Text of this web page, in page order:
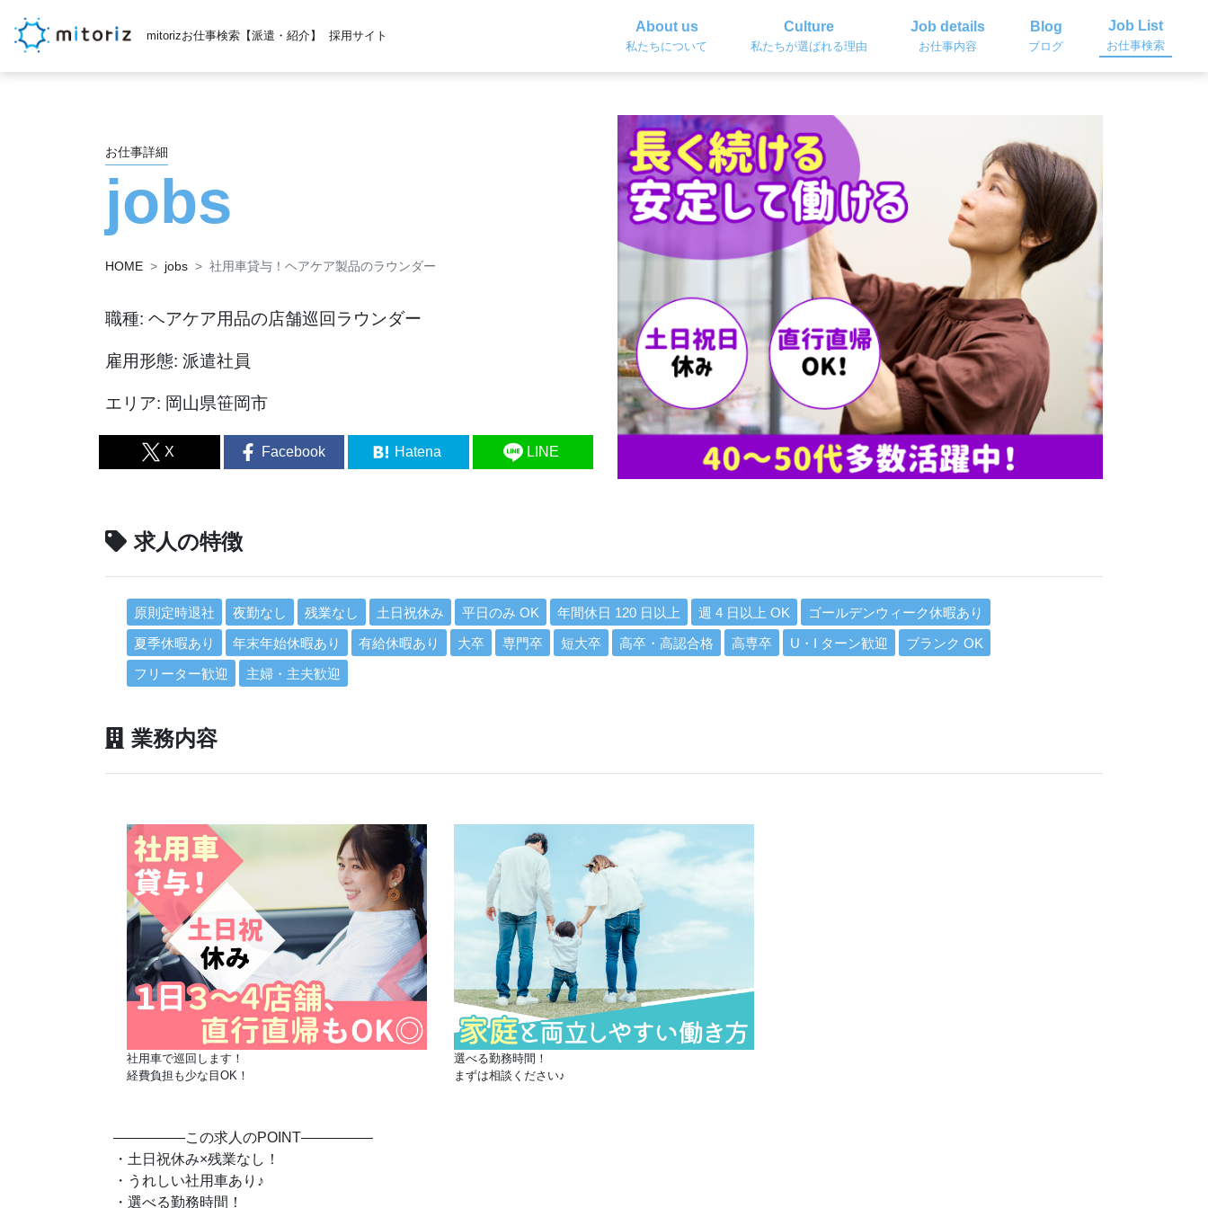
mitorizお仕事検索【派遣・紹介】 採用サイト
About us
私たちについて
Culture
私たちが選ばれる理由
Job details
お仕事内容
Blog
ブログ
Job List
お仕事検索
お仕事詳細
jobs
HOME jobs 社用車貸与！ヘアケア製品のラウンダー
職種: ヘアケア用品の店舗巡回ラウンダー
雇用形態: 派遣社員
エリア: 岡山県笹岡市
X Facebook Hatena LINE
求人の特徴
原則定時退社 夜勤なし 残業なし 土日祝休み 平日のみ OK 年間休日 120 日以上 週 4 日以上 OK
ゴールデンウィーク休暇あり
夏季休暇あり
年末年始休暇あり 有給休暇あり 大卒 専門卒 短大卒 高卒・高認合格 高専卒 U・I ターン歓迎
ブランク OK
フリーター歓迎
主婦・主夫歓迎
業務内容
社用車で巡回します！
経費負担も少な目OK！
選べる勤務時間！
まずは相談ください♪
―――――この求人のPOINT―――――
・土日祝休み×残業なし！
・うれしい社用車あり ♪
・選べる勤務時間！